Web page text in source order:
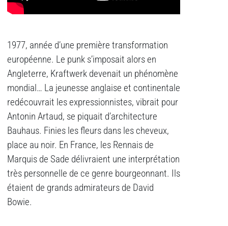
1977, année d’une première transformation
européenne. Le punk s’imposait alors en
Angleterre, Kraftwerk devenait un phénomène
mondial… La jeunesse anglaise et continentale
redécouvrait les expressionnistes, vibrait pour
Antonin Artaud, se piquait d’architecture
Bauhaus. Finies les fleurs dans les cheveux,
place au noir. En France, les Rennais de
Marquis de Sade délivraient une interprétation
très personnelle de ce genre bourgeonnant. Ils
étaient de grands admirateurs de David
Bowie.